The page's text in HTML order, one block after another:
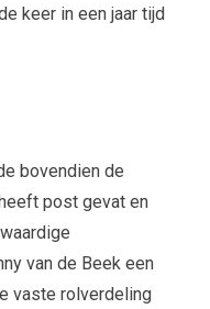
keer in een jaar tijd
bovendien de
post gevat en
van de Beek een
vaste rolverdeling